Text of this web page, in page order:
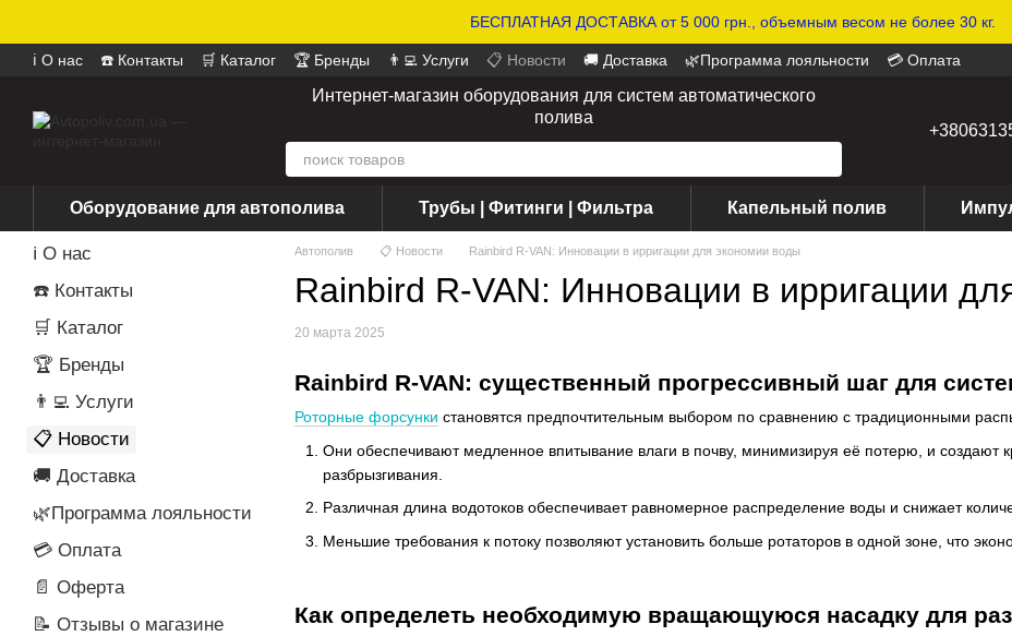
БЕСПЛАТНАЯ ДОСТАВКА от 5 000 грн., объемным весом не более 30 кг.
ℹ️ О нас ☎️ Контакты 🛒 Каталог 🏆 Бренды 👨‍💻 Услуги 📋 Новости 🚚 Доставка 🌿Программа лояльности
💳 Оплата
Интернет-магазин оборудования для систем автоматического
полива
Оборудование для автополива Трубы | Фитинги | Фильтра Капельный полив
Автополив 📋 Новости Rainbird R-VAN: Инновации в ирригации для экономии воды
Rainbird R-VAN: Инновации в ирригации
20 марта 2025
Rainbird R-VAN: существенный прогрессивный шаг для
Роторные форсунки становятся предпочтительным выбором по сравнению с традиционными
Они обеспечивают медленное впитывание влаги в почву, минимизируя её потерю, и создают
разбрызгивания.
Различная длина водотоков обеспечивает равномерное распределение воды и снижает
Меньшие требования к потоку позволяют установить больше ротаторов в одной зоне, что
Как определеть необходимую вращающуюся насадку для
ℹ️ О нас
☎️ Контакты
🛒 Каталог
🏆 Бренды
👨‍💻 Услуги
📋 Новости
🚚 Доставка
🌿Программа лояльности
💳 Оплата
📄 Оферта
📝 Отзывы о магазине